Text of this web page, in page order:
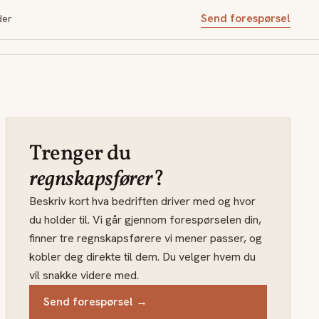
Send forespørsel
Trenger du
regnskapsfører?
Beskriv kort hva bedriften driver med og hvor
du holder til. Vi går gjennom forespørselen din,
finner tre regnskapsførere vi mener passer, og
kobler deg direkte til dem. Du velger hvem du
vil snakke videre med.
Send forespørsel →